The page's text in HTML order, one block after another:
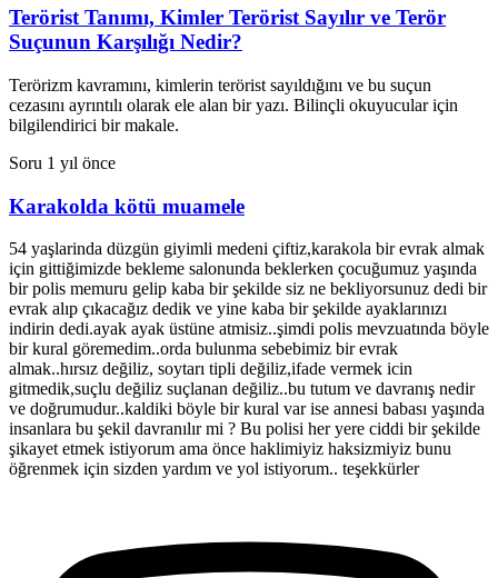
Terörist Tanımı, Kimler Terörist Sayılır ve Terör
Suçunun Karşılığı Nedir?
Terörizm kavramını, kimlerin terörist sayıldığını ve bu suçun
cezasını ayrıntılı olarak ele alan bir yazı. Bilinçli okuyucular için
bilgilendirici bir makale.
Soru 1 yıl önce
Karakolda kötü muamele
54 yaşlarinda düzgün giyimli medeni çiftiz,karakola bir evrak almak
için gittiğimizde bekleme salonunda beklerken çocuğumuz yaşında
bir polis memuru gelip kaba bir şekilde siz ne bekliyorsunuz dedi bir
evrak alıp çıkacağız dedik ve yine kaba bir şekilde ayaklarınızı
indirin dedi.ayak ayak üstüne atmisiz..şimdi polis mevzuatında böyle
bir kural göremedim..orda bulunma sebebimiz bir evrak
almak..hırsız değiliz, soytarı tipli değiliz,ifade vermek icin
gitmedik,suçlu değiliz suçlanan değiliz..bu tutum ve davranış nedir
ve doğrumudur..kaldiki böyle bir kural var ise annesi babası yaşında
insanlara bu şekil davranılır mi ? Bu polisi her yere ciddi bir şekilde
şikayet etmek istiyorum ama önce haklimiyiz haksizmiyiz bunu
öğrenmek için sizden yardım ve yol istiyorum.. teşekkürler